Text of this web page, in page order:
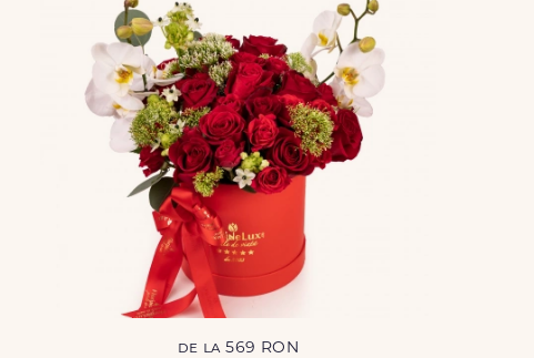
de la 569 RON